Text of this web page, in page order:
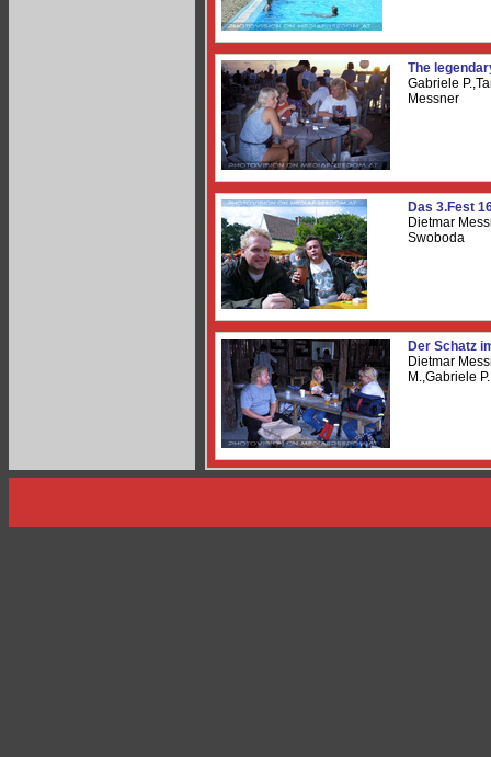
The
Gabriele
Messner
Das 3.Fest
Dietmar
Swoboda
Der Schatz
Dietmar
M.,Gabriele P.